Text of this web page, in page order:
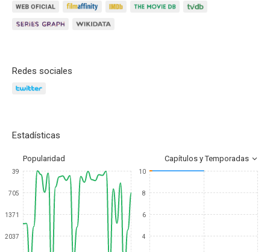
Redes sociales
Estadísticas
Popularidad Capítulos y Temporadas
39
705
1371
2037
10
8
6
4